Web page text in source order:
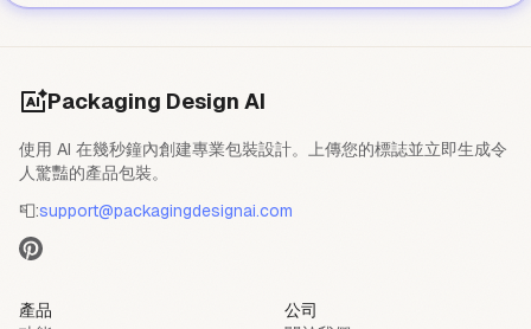
Packaging Design AI
使用 AI 在幾秒鐘內創建專業包裝設計。上傳您的標誌並立即生成令
人驚豔的產品包裝。
📮:support@packagingdesignai.com
產品
公司